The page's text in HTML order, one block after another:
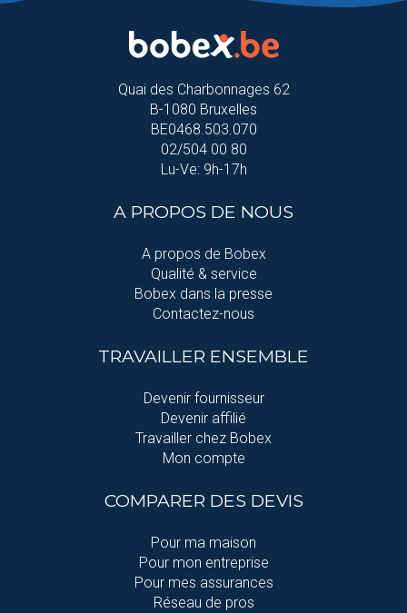
Quai des Charbonnages 62
B-1080 Bruxelles
BE0468.503.070
02/504 00 80
Lu-Ve: 9h-17h
A PROPOS DE NOUS
A propos de Bobex
Qualité & service
Bobex dans la presse
Contactez-nous
TRAVAILLER ENSEMBLE
Devenir fournisseur
Devenir affilié
Travailler chez Bobex
Mon compte
COMPARER DES DEVIS
Pour ma maison
Pour mon entreprise
Pour mes assurances
Réseau de pros